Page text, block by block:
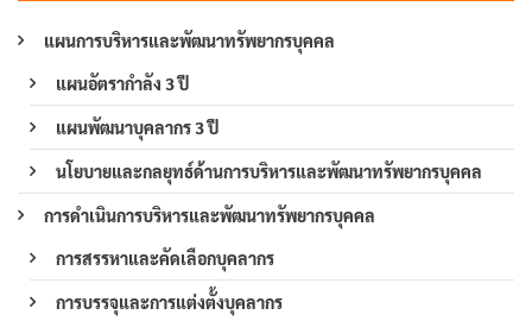
แผนการบริหารและพัฒนาทรัพยากรบุคคล
แผนอัตรากำลัง 3 ปี
แผนพัฒนาบุคลากร 3 ปี
นโยบายและกลยุทธ์ด้านการบริหารและพัฒนาทรัพยากรบุคคล
การดำเนินการบริหารและพัฒนาทรัพยากรบุคคล
การสรรหาและคัดเลือกบุคลากร
การบรรจุและการแต่งตั้งบุคลากร